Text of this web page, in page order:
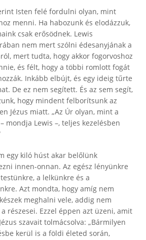
Isten felé fordulni olyan, mint
menni. Ha habozunk és elodázzuk,
csak erősödnek. Lewis
nem mert szólni édesanyjának a
mert tudta, hogy akkor fogorvoshoz
és félt, hogy a többi romlott fogát
Inkább elbújt, és egy ideig tűrte
De ez nem segített. És az sem segít,
hogy mindent felborítsunk az
Jézus miatt. „Az Úr olyan, mint a
mondja Lewis –, teljes kezelésben
egy kiló húst akar belőlünk
innen-onnan. Az egész lényünkre
a lelkünkre és a
Azt mondta, hogy amíg nem
meghalni vele, addig nem
részesei. Ezzel éppen azt üzeni, amit
szavait tolmácsolva: „Bármilyen
kerül is a földi életed során,